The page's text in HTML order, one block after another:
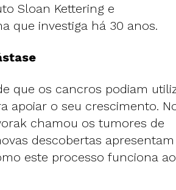
Sloan Kettering e
que investiga há 30 anos.
que os cancros podiam
apoiar o seu crescimento.
chamou os tumores de
descobertas
este processo funciona ao